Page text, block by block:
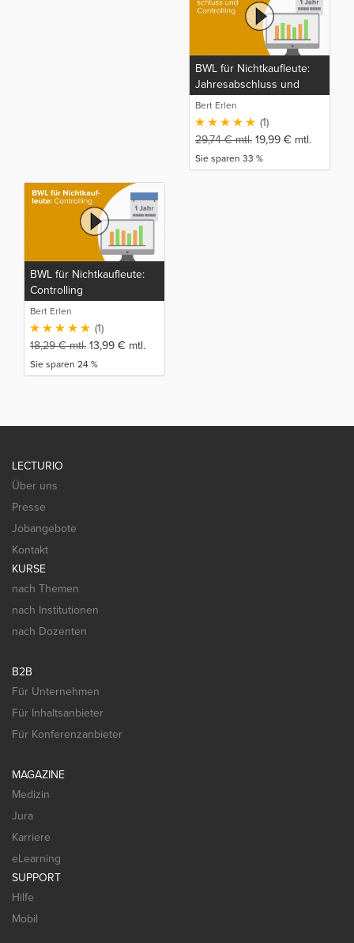
BWL für Nichtkaufleute:
Jahresabschluss und
Controlling
Bert Erlen
(1)
29,74€mtl. 19,99 € mtl.
Sie sparen 33 %
BWL für Nichtkaufleute:
Controlling
Bert Erlen
(1)
18,29€mtl. 13,99 € mtl.
Sie sparen 24 %
LECTURIO
Über uns
Presse
Jobangebote
Kontakt
KURSE
nach Themen
nach Institutionen
nach Dozenten
B2B
Für Unternehmen
Für Inhaltsanbieter
Für Konferenzanbieter
MAGAZINE
Medizin
Jura
Karriere
eLearning
SUPPORT
Hilfe
Mobil